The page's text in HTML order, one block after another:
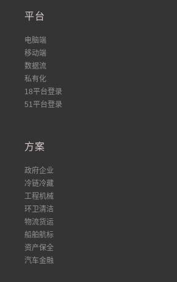
平台
电脑端
移动端
数据流
私有化
18平台登录
51平台登录
方案
政府企业
冷链冷藏
工程机械
环卫清洁
物流货运
船舶航标
资产保全
汽车金融